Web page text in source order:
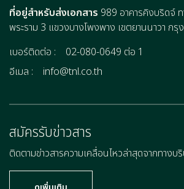
ที่อยู่สำหรับส่งเอกสาร 989 อาคารคิงบริดจ์
พระราม 3 แขวงบางโพงพาง เขตยานนาวา ก
เบอร์ติดต่อ :
02-080-0649 ต่อ 1
อีเมล :
info@tnl.co.th
สมัครรับข่าวสาร
ติดตามข่าวสารความเคลื่อนไหวล่าสุดจากทางบ